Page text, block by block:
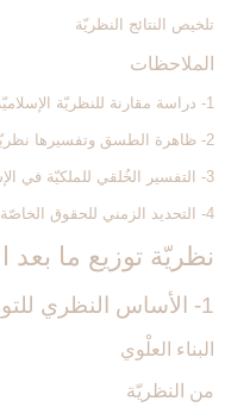
تلخيص النتائج النظريّة
الملاحظات‏
1- دراسة مقارنة للنظريّة الإسلاميّة
2- ظاهرة الطسق وتفسيرها نظريّاً
3- التفسير الخُلقي للملكيّة في الإسلام‏
4- التحديد الزمني للحقوق الخاصّة
نظريّة توزيع ما بعد
1- الأساس النظري للتوزيع على عناصر الإنتاج‏
البناء العلْوي
من النظريّة